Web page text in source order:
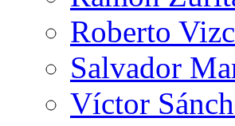
Roberto
Salvador
Víctor